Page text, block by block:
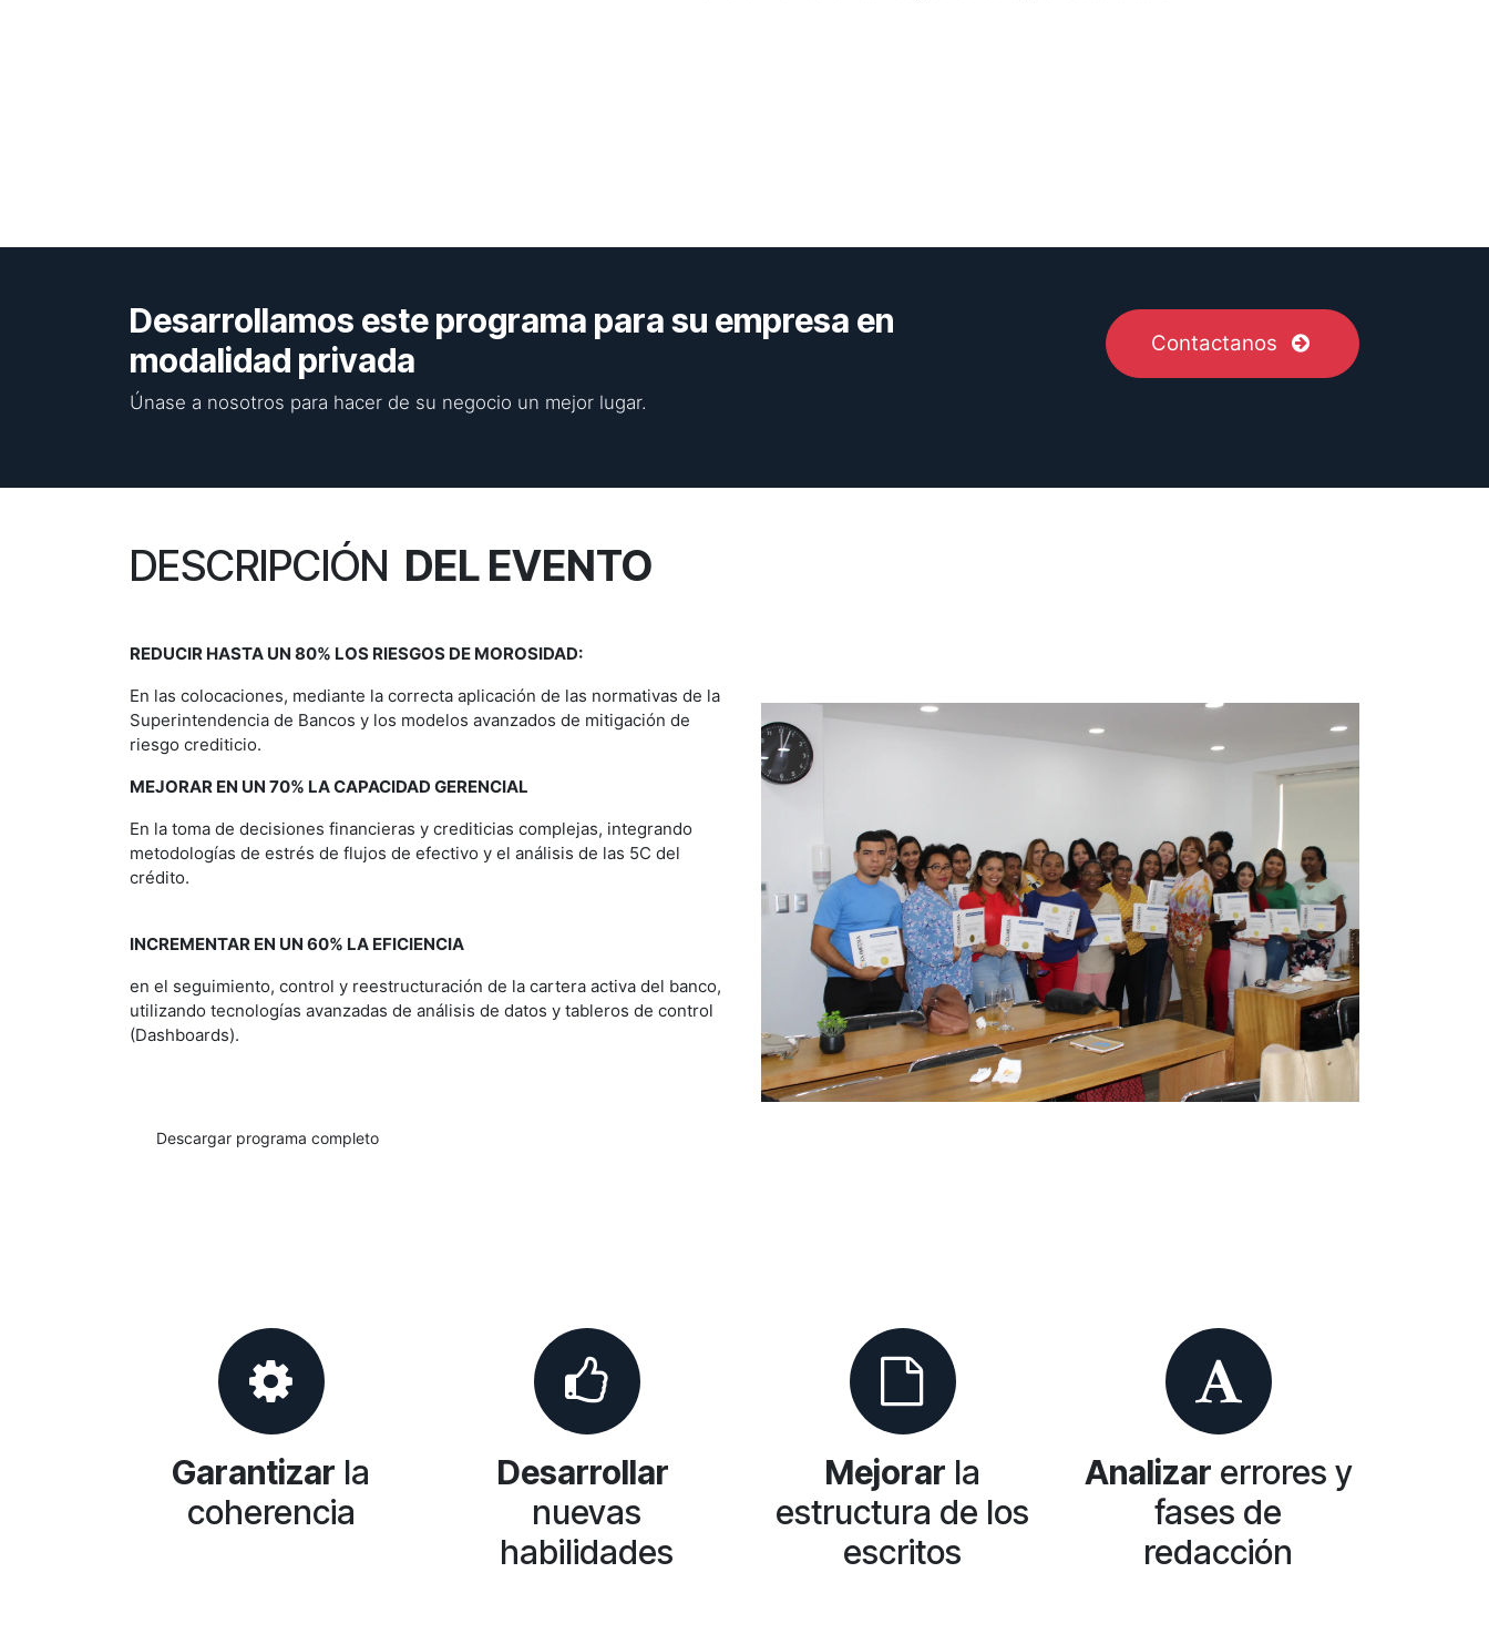
Desarrollamos este programa para su empresa en
modalidad privada
Únase a nosotros para hacer de su negocio un mejor lugar.
Contactanos
DESCRIPCIÓN DEL EVENTO
REDUCIR HASTA UN 80% LOS RIESGOS DE MOROSIDAD:
En las colocaciones, mediante la correcta aplicación de las normativas de la
Superintendencia de Bancos y los modelos avanzados de mitigación de
riesgo crediticio.
MEJORAR EN UN 70% LA CAPACIDAD GERENCIAL
En la toma de decisiones financieras y crediticias complejas, integrando
metodologías de estrés de flujos de efectivo y el análisis de las 5C del
crédito.
INCREMENTAR EN UN 60% LA EFICIENCIA
en el seguimiento, control y reestructuración de la cartera activa del banco,
utilizando tecnologías avanzadas de análisis de datos y tableros de control
(Dashboards).
Descargar programa completo
Garantizar la
coherencia
Desarrollar
nuevas
habilidades
Mejorar la
estructura de los
escritos
Analizar errores y
fases de
redacción